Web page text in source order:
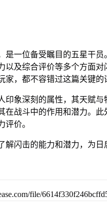
是一位备受瞩目的五星干
以及综合评价等多个方面
，都不容错过这篇关键的
象深刻的属性，其天赋与
在战斗中的作用和潜力。
评价。
解闪击的能力和潜力，为